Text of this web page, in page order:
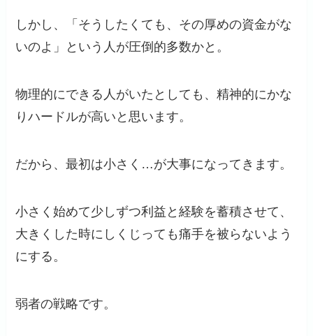
しかし、「そうしたくても、その厚めの資金がな
いのよ」という人が圧倒的多数かと。
物理的にできる人がいたとしても、精神的にかな
りハードルが高いと思います。
だから、最初は小さく…が大事になってきます。
小さく始めて少しずつ利益と経験を蓄積させて、
大きくした時にしくじっても痛手を被らないよう
にする。
弱者の戦略です。